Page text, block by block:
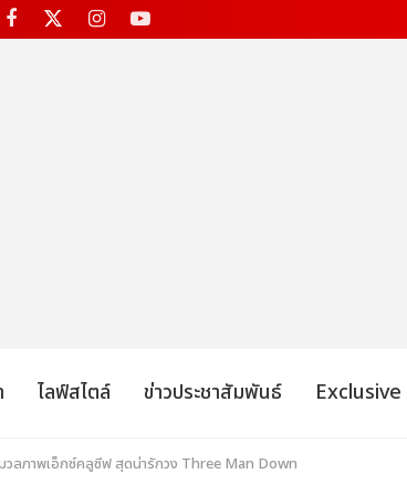
ไลฟ์สไตล์ ข่าวประชาสัมพันธ์ Exclusive
มวลภาพเอ็กซ์คลูซีฟ สุดน่ารักวง Three Man Down